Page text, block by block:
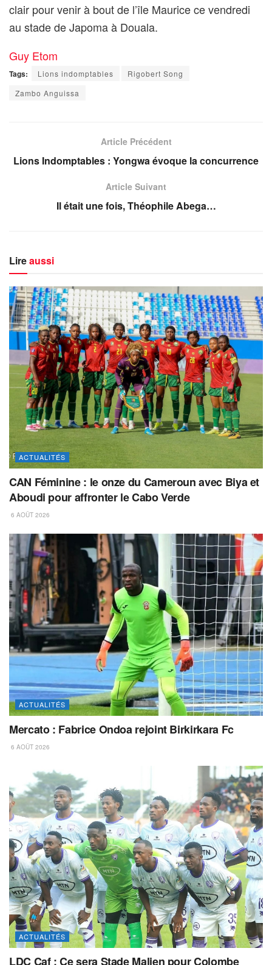
clair pour venir à bout de l’île Maurice ce vendredi
au stade de Japoma à Douala.
Guy Etom
Tags: Lions indomptables
Rigobert Song
Zambo Anguissa
Article Précédent
Lions Indomptables : Yongwa évoque la concurrence
Article Suivant
Il était une fois, Théophile Abega…
Lireaussi
ACTUALITÉS
CAN Féminine : le onze du Cameroun avec Biya et
Aboudi pour affronter le Cabo Verde
6 AOÛT 2026
ACTUALITÉS
Mercato : Fabrice Ondoa rejoint Birkirkara Fc
6 AOÛT 2026
ACTUALITÉS
LDC Caf : Ce sera Stade Malien pour Colombe